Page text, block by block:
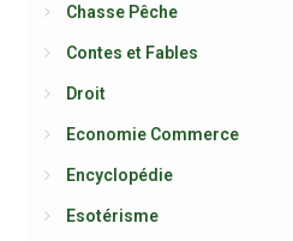
Chasse Pêche
Contes et Fables
Droit
Economie Commerce
Encyclopédie
Esotérisme